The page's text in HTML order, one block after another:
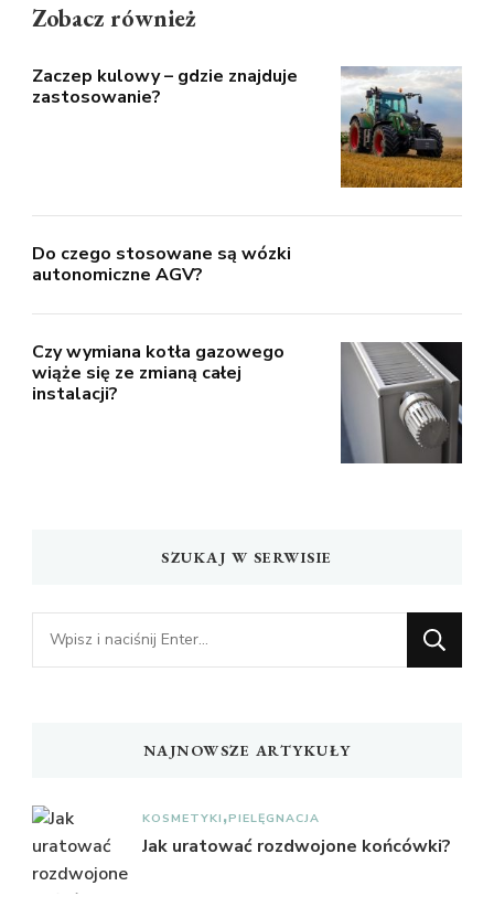
Zobacz również
Zaczep kulowy – gdzie znajduje
zastosowanie?
Do czego stosowane są wózki
autonomiczne AGV?
Czy wymiana kotła gazowego
wiąże się ze zmianą całej
instalacji?
SZUKAJ W SERWISIE
Szukasz
czegoś?
NAJNOWSZE ARTYKUŁY
KOSMETYKI PIELĘGNACJA
Jak uratować rozdwojone końcówki?